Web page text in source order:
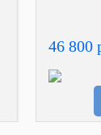
46 800